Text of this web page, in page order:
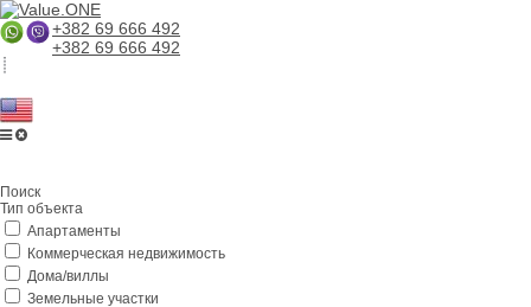
+382 69 666 492
+382 69 666 492
Поиск
Тип объекта
Апартаменты
Коммерческая недвижимость
Дома/виллы
Земельные участки